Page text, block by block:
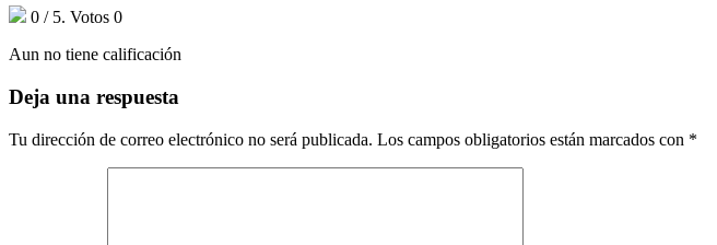
0 / 5. Votos 0
Aun no tiene calificación
Deja una respuesta
Tu dirección de correo electrónico no será publicada. Los campos obligatorios están marcados con *